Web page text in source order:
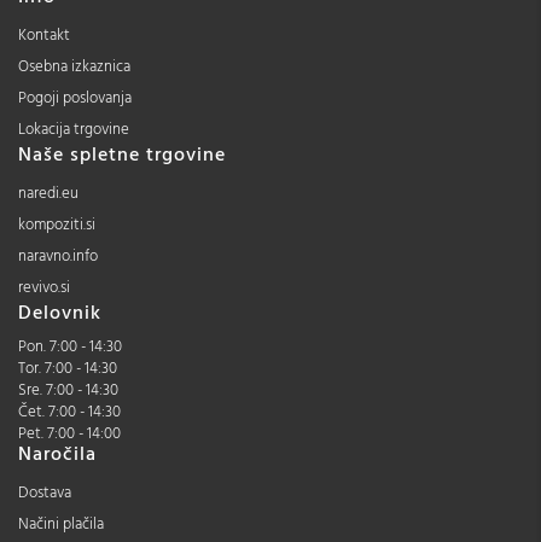
Kontakt
Osebna izkaznica
Pogoji poslovanja
Lokacija trgovine
Naše spletne trgovine
naredi.eu
kompoziti.si
naravno.info
revivo.si
Delovnik
Pon. 7:00 - 14:30
Tor. 7:00 - 14:30
Sre. 7:00 - 14:30
Čet. 7:00 - 14:30
Pet. 7:00 - 14:00
Naročila
Dostava
Načini plačila